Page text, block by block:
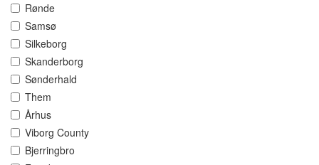
Rønde
Samsø
Silkeborg
Skanderborg
Sønderhald
Them
Århus
Viborg County
Bjerringbro